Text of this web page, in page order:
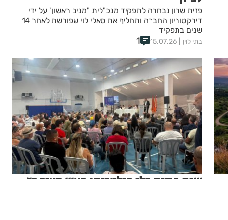
פזית שרון נבחרה לתפקיד מנכ"לית "מניב ראשון" על ידי
דירקטוריון החברה ותחליף את סאלי לוי שפורשת לאחר 14
שנים בתפקיד
בתי לוין 15.07.26
1
שיח פתוח בלי פילטרים: ראש העיר רז